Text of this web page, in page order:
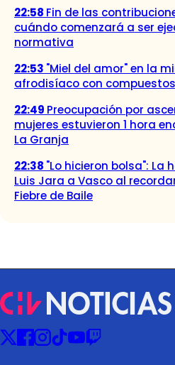
22:58 Fin de las
cuándo comenzará a ser
normativa
22:53 "Miel del amor" en la
afrodisíaco con
22:49 Preocupación por
mujeres estuvieron 1 hora
La Granja
22:38 "Lo hicieron bolsa": La
Luis Jara a Vasco al
Fiebre de Baile